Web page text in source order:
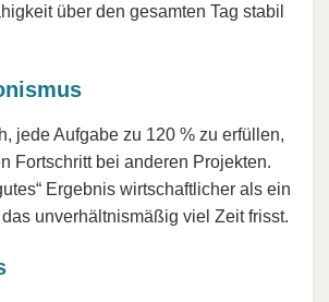
über den gesamten Tag stabil
jede Aufgabe zu 120 % zu erfüllen,
Fortschritt bei anderen Projekten.
Ergebnis wirtschaftlicher als ein
das unverhältnismäßig viel Zeit frisst.